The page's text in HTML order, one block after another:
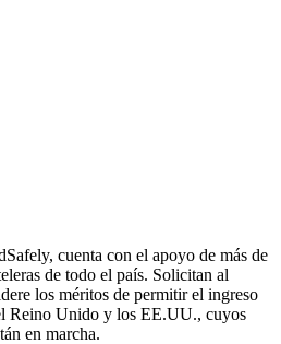
cuenta con el apoyo de más de
de todo el país. Solicitan al
los méritos de permitir el ingreso
Reino Unido y los EE.UU., cuyos
en marcha.